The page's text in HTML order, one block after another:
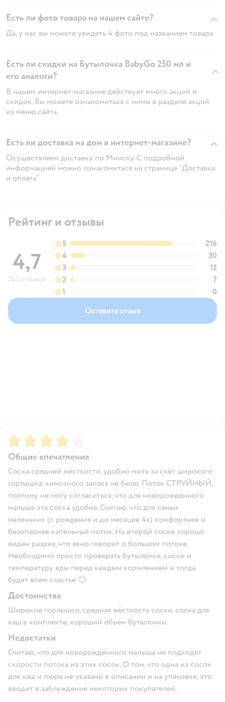
Есть ли фото товара на нашем сайте?
Да, у нас вы можете увидеть 4 фото под названием товара.
Есть ли скидки на Бутылочка BabyGo 250 мл и
его аналоги?
В нашем интернет-магазине действует много акций и
скидок. Вы можете ознакомиться с ними в разделе акций
из меню сайта.
Есть ли доставка на дом в интернет-магазине?
Осуществляем доставку по Минску. С подробной
информацией можно ознакомиться на странице "Доставка
и оплата"
Рейтинг и отзывы
4,7
265 отзывов
5
216
4
30
3
12
2
7
1
0
Оставить отзыв
Рейтинг:4
Общие впечатления
Соска средней жёсткости, удобно мыть за счёт широкого
горлышка, химозного запаха не было. Поток СТРУЙНЫЙ,
поэтому не могу согласиться, что для новорождённого
малыша эта соска удобна. Считаю, что для самых
маленьких (с рождения и до месяцев 4х) комфортнее и
безопаснее капельный поток. На второй соске хорошо
виден разрез, что явно говорит о большом потоке.
Необходимо просто проверять бутылочки, соски и
температуру еды перед каждым кормлением и тогда
будет всем счастье 🙂
Достоинства
Широкое горлышко, средняя жёсткость соски, соска для
каш в комплекте, хороший объём бутылочки.
Недостатки
Считаю, что для новорождённого малыша не подходят
скорости потока из этих сосок. О том, что одна из сосок
для каш и пюре не указано в описании и на упаковке, это
вводит в заблуждение некоторых покупателей.